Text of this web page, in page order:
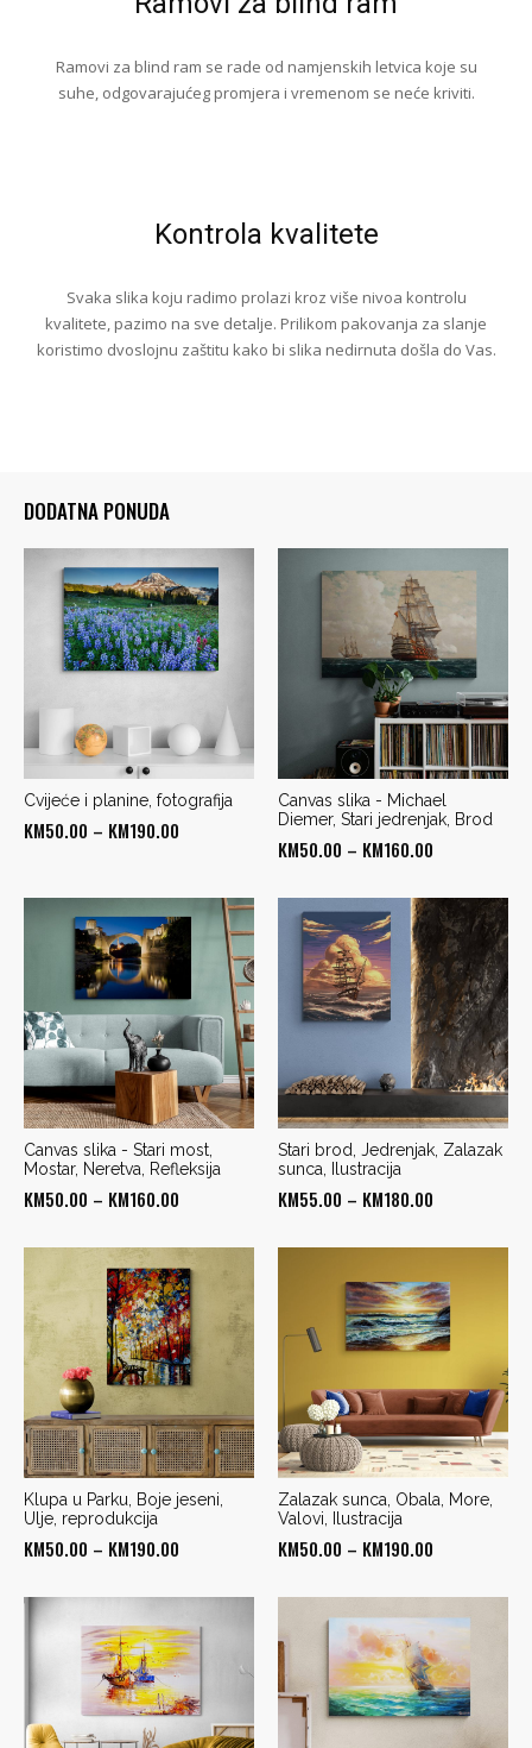
Ramovi za blind ram se rade od namjenskih letvica koje su
suhe, odgovarajućeg promjera i vremenom se neće kriviti.
Kontrola kvalitete
Svaka slika koju radimo prolazi kroz više nivoa kontrolu
kvalitete, pazimo na sve detalje. Prilikom pakovanja za slanje
koristimo dvoslojnu zaštitu kako bi slika nedirnuta došla do Vas.
DODATNA PONUDA
Cvijeće i planine, fotografija
KM50.00 – KM190.00
through
KM190.00
Canvas slika - Michael
Diemer, Stari jedrenjak, Brod
KM50.00 – KM160.00
KM50.00
through
KM160.00
Canvas slika - Stari most,
Mostar, Neretva, Refleksija
KM50.00 – KM160.00
KM50.00
through
KM160.00
Stari brod, Jedrenjak, Zalazak
sunca, Ilustracija
KM55.00 – KM180.00
KM55.00
through
KM180.00
Klupa u Parku, Boje jeseni,
Ulje, reprodukcija
KM50.00 – KM190.00
KM50.00
through
KM190.00
Zalazak sunca, Obala, More,
Valovi, Ilustracija
KM50.00 – KM190.00
KM50.00
through
KM190.00